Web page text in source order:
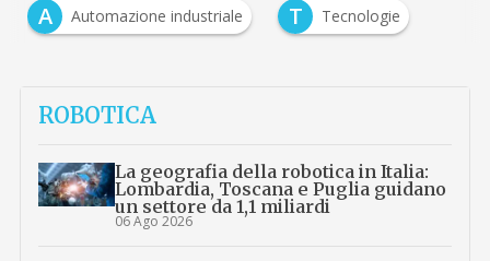
A
Automazione industriale T Tecnologie
ROBOTICA
La geografia della robotica in Italia:
Lombardia, Toscana e Puglia guidano
un settore da 1,1 miliardi
06 Ago 2026